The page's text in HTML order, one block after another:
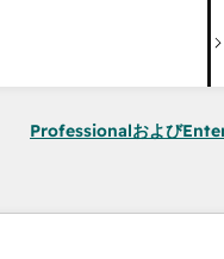
Professionalおよび